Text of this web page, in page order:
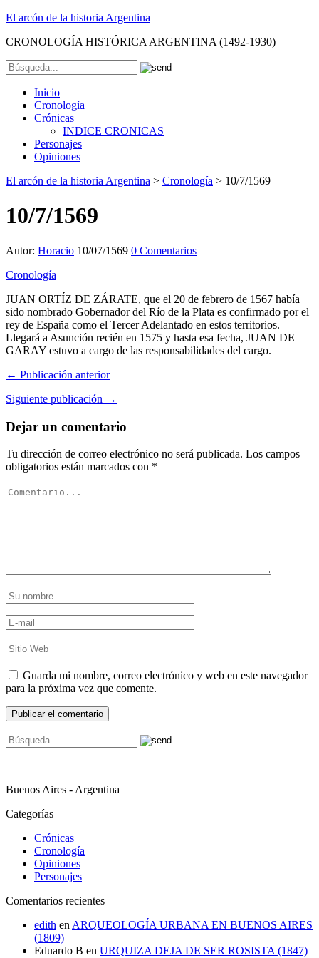
El arcón de la historia Argentina
CRONOLOGÍA HISTÓRICA ARGENTINA (1492-1930)
Inicio
Cronología
Crónicas
INDICE CRONICAS
Personajes
Opiniones
El arcón de la historia Argentina > Cronología > 10/7/1569
10/7/1569
Autor: Horacio 10/07/1569 0 Comentarios
Cronología
JUAN ORTÍZ DE ZÁRATE, que el 20 de febrero de 1567 había
sido nombrado Gobernador del Río de la Plata es confirmado por el
rey de España como el Tercer Adelantado en estos territorios.
Llegará a Asunción recién en 1575 y hasta esa fecha, JUAN DE
GARAY estuvo a cargo de las responsabilidades del cargo.
← Publicación anterior
Siguiente publicación →
Dejar un comentario
Tu dirección de correo electrónico no será publicada. Los campos
obligatorios están marcados con *
Guarda mi nombre, correo electrónico y web en este navegador
para la próxima vez que comente.
Buenos Aires - Argentina
Categorías
Crónicas
Cronología
Opiniones
Personajes
Comentarios recientes
edith en ARQUEOLOGÍA URBANA EN BUENOS AIRES
(1809)
Eduardo B en URQUIZA DEJA DE SER ROSISTA (1847)